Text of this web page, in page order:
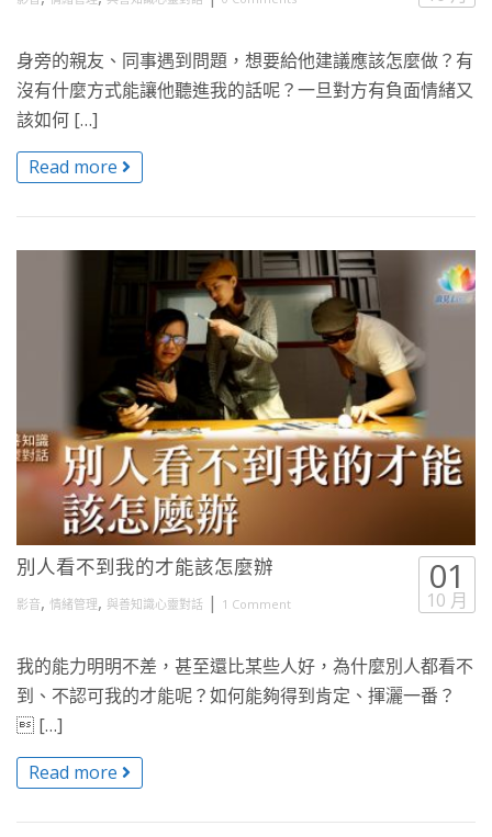
身旁的親友、同事遇到問題，想要給他建議應該怎麼做？有
沒有什麼方式能讓他聽進我的話呢？一旦對方有負面情緒又
該如何 […]
Read more
別人看不到我的才能該怎麼辦
影音, 情緒管理, 與善知識心靈對話 | 1 Comment
01
10 月
我的能力明明不差，甚至還比某些人好，為什麼別人都看不
到、不認可我的才能呢？如何能夠得到肯定、揮灑一番？
 […]
Read more